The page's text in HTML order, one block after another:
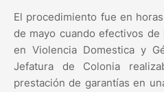
El procedimiento fue en
de mayo cuando efectivos de
en Violencia Domestica y
Jefatura de Colonia
prestación de garantías en